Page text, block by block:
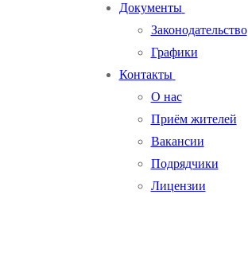
Документы
Законодательство
Графики
Контакты
О нас
Приём жителей
Вакансии
Подрядчики
Лицензии